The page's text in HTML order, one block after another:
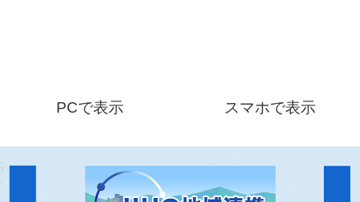
PCで表示 スマホで表示